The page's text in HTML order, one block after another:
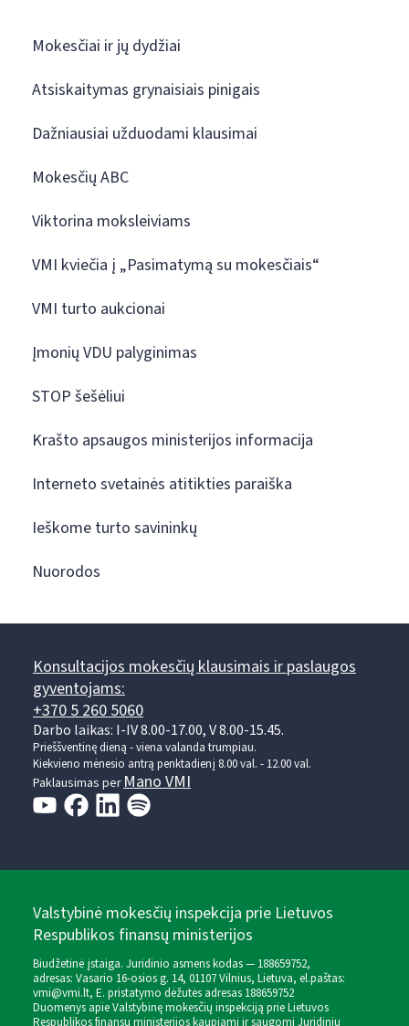
Mokesčiai ir jų dydžiai
Atsiskaitymas grynaisiais pinigais
Dažniausiai užduodami klausimai
Mokesčių ABC
Viktorina moksleiviams
VMI kviečia į „Pasimatymą su mokesčiais“
VMI turto aukcionai
Įmonių VDU palyginimas
STOP šešėliui
Krašto apsaugos ministerijos informacija
Interneto svetainės atitikties paraiška
Ieškome turto savininkų
Nuorodos
Konsultacijos mokesčių klausimais ir paslaugos
gyventojams:
+370 5 260 5060
Darbo laikas: I-IV 8.00-17.00, V 8.00-15.45.
Prieššventinę dieną - viena valanda trumpiau.
Kiekvieno mėnesio antrą penktadienį 8.00 val. - 12.00 val.
Paklausimas perMano VMI
Valstybinė mokesčių inspekcija prie Lietuvos
Respublikos finansų ministerijos
Biudžetinė įstaiga. Juridinio asmens kodas — 188659752,
adresas: Vasario 16-osios g. 14, 01107 Vilnius, Lietuva, el.paštas:
vmi@vmi.lt, E. pristatymo dėžutės adresas 188659752
Duomenys apie Valstybinę mokesčių inspekciją prie Lietuvos
Respublikos finansų ministerijos kaupiami ir saugomi Juridinių